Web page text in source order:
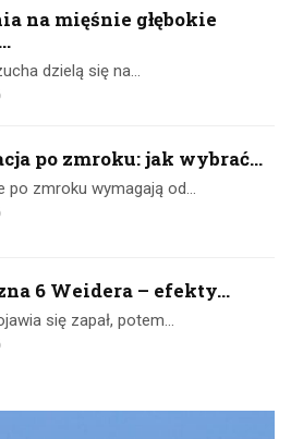
na mięśnie głębokie
dzielą się na…
po zmroku: jak wybrać...
po zmroku wymagają od…
6 Weidera – efekty...
się zapał, potem…